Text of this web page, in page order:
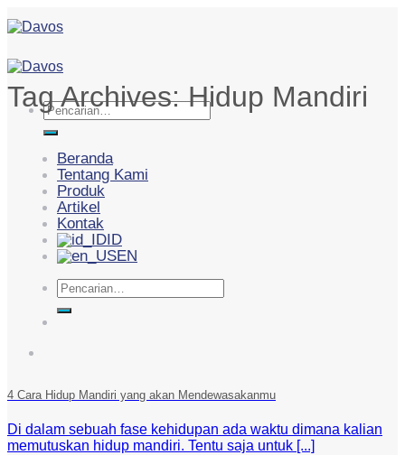
to
Pencarian
untuk:
Beranda
Tentang Kami
Produk
Artikel
Kontak
ID
EN
Pencarian
untuk:
Tag Archives:Hidup Mandiri
4 Cara Hidup Mandiri yang akan Mendewasakanmu
Di dalam sebuah fase kehidupan ada waktu dimana kalian
memutuskan hidup mandiri. Tentu saja untuk [...]